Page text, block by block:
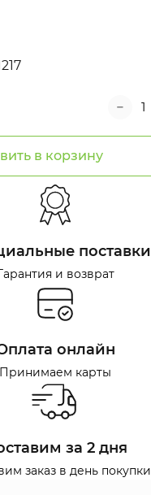
в корзину
поставки
и возврат
онлайн
Принимаем карты
за 2 дня
заказ в день покупки